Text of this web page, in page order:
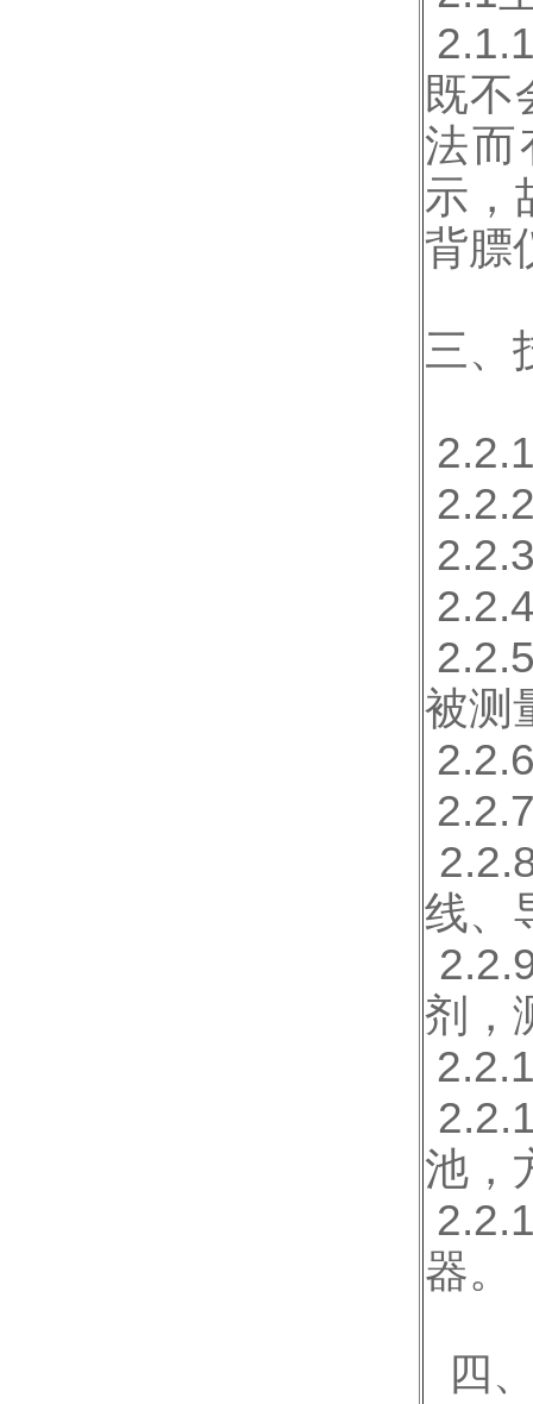
既不
法而
示，
背膘
三、
被测
线、
剂，
池，
器。
四